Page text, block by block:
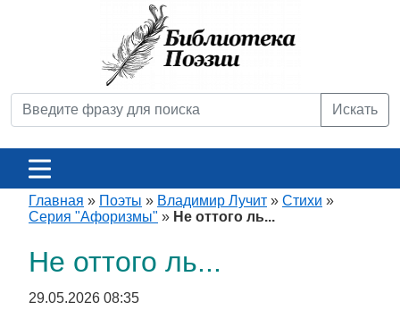
Искать
Главная » Поэты » Владимир Лучит » Стихи »
Серия "Афоризмы" » Не оттого ль...
Не оттого ль...
29.05.2026 08:35